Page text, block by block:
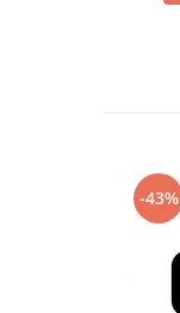
-43%